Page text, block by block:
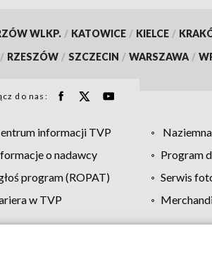
WLKP. / KATOWICE / KIELCE /
/ RZESZÓW / SZCZECIN / WARSZAWA /
do nas:
informacji TVP
o nadawcy
Program
program (ROPAT)
Serwis
w TVP